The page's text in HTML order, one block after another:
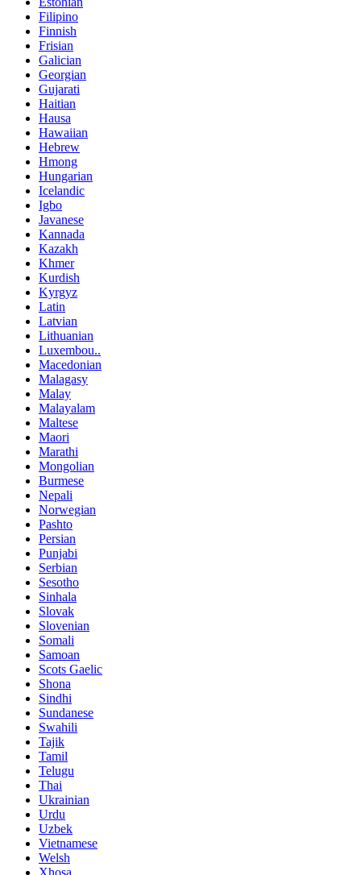
Filipino
Finnish
Frisian
Galician
Georgian
Gujarati
Haitian
Hausa
Hawaiian
Hebrew
Hmong
Hungarian
Icelandic
Igbo
Javanese
Kannada
Kazakh
Khmer
Kurdish
Kyrgyz
Latin
Latvian
Lithuanian
Luxembou..
Macedonian
Malagasy
Malay
Malayalam
Maltese
Maori
Marathi
Mongolian
Burmese
Nepali
Norwegian
Pashto
Persian
Punjabi
Serbian
Sesotho
Sinhala
Slovak
Slovenian
Somali
Samoan
Scots Gaelic
Shona
Sindhi
Sundanese
Swahili
Tajik
Tamil
Telugu
Thai
Ukrainian
Urdu
Uzbek
Vietnamese
Welsh
Xhosa